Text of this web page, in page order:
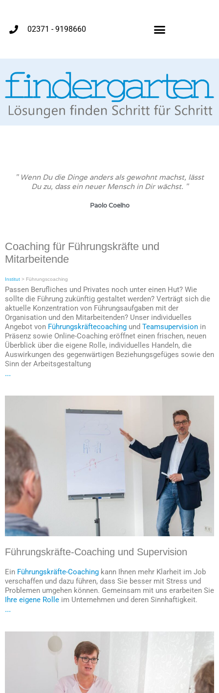
02371 - 9198660
" Wenn Du die Dinge anders als gewohnt machst, lässt
Du zu, dass ein neuer Mensch in Dir wächst. "
Paolo Coelho
Coaching für Führungskräfte und
Mitarbeitende
Institut > Führungscoaching
Passen Berufliches und Privates noch unter einen Hut? Wie
sollte die Führung zukünftig gestaltet werden? Verträgt sich die
aktuelle Konzentration von Führungsaufgaben mit der
Organisation und den Mitarbeitenden? Unser individuelles
Angebot von Führungskräftecoaching und Teamsupervision in
Präsenz sowie Online-Coaching eröffnet einen frischen, neuen
Überblick über die eigene Rolle, individuelles Handeln, die
Auswirkungen des gegenwärtigen Beziehungsgefüges sowie den
Sinn der Arbeitsgestaltung
...
Führungskräfte-Coaching und Supervision
Ein Führungskräfte-Coaching kann Ihnen mehr Klarheit im Job
verschaffen und dazu führen, dass Sie besser mit Stress und
Problemen umgehen können. Gemeinsam mit uns erarbeiten Sie
Ihre eigene Rolle im Unternehmen und deren Sinnhaftigkeit.
...